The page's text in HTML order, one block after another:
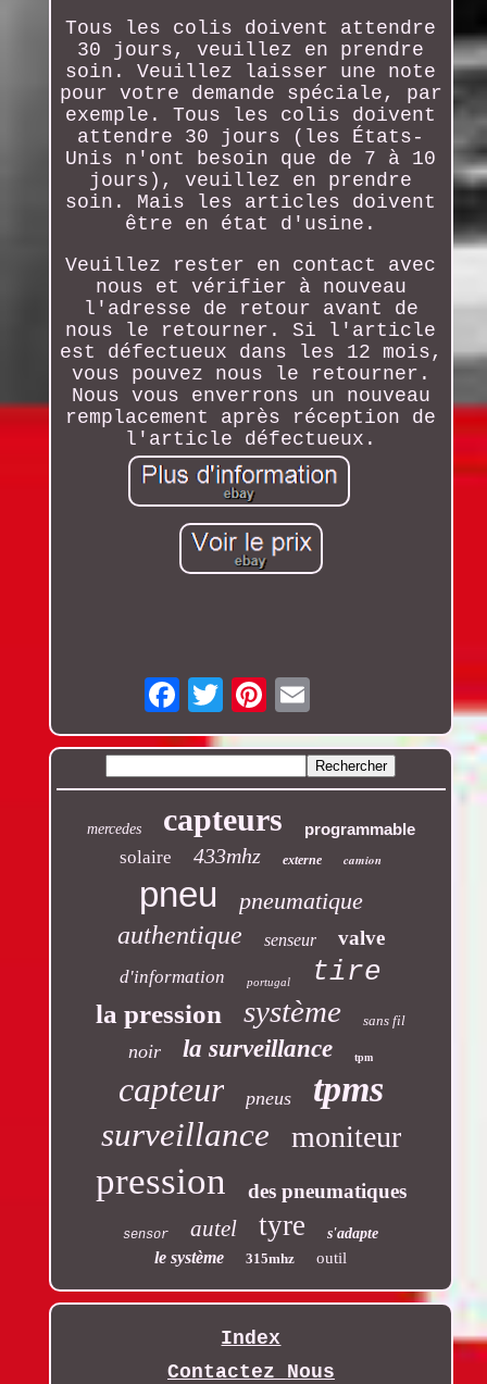
Tous les colis doivent attendre
30 jours, veuillez en prendre
soin. Veuillez laisser une note
pour votre demande spéciale, par
exemple. Tous les colis doivent
attendre 30 jours (les États-
Unis n'ont besoin que de 7 à 10
jours), veuillez en prendre
soin. Mais les articles doivent
être en état d'usine.
Veuillez rester en contact avec
nous et vérifier à nouveau
l'adresse de retour avant de
nous le retourner. Si l'article
est défectueux dans les 12 mois,
vous pouvez nous le retourner.
Nous vous enverrons un nouveau
remplacement après réception de
l'article défectueux.
Email
mercedes capteurs programmable
solaire 433mhz externe camion
pneu pneumatique
authentique senseur valve
d'information portugal tire
la pression système sans fil
noir la surveillance tpm
capteur pneus tpms
surveillance moniteur
pression des pneumatiques
sensor autel tyre s'adapte
le système 315mhz outil
Index
Contactez Nous